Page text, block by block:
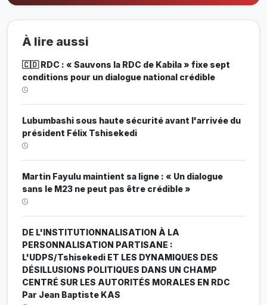
À lire aussi
🇨🇩 RDC : « Sauvons la RDC de Kabila » fixe sept
conditions pour un dialogue national crédible
Lubumbashi sous haute sécurité avant l'arrivée du
président Félix Tshisekedi
Martin Fayulu maintient sa ligne : « Un dialogue
sans le M23 ne peut pas être crédible »
DE L'INSTITUTIONNALISATION À LA
PERSONNALISATION PARTISANE :
L'UDPS/Tshisekedi ET LES DYNAMIQUES DES
DÉSILLUSIONS POLITIQUES DANS UN CHAMP
CENTRÉ SUR LES AUTORITÉS MORALES EN RDC
Par Jean Baptiste KAS